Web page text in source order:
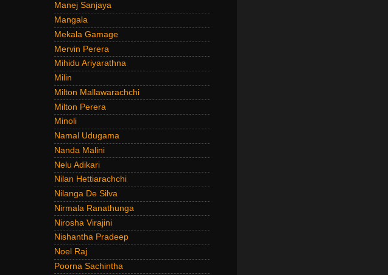
Manej Sanjaya
Mangala
Mekala Gamage
Mervin Perera
Mihidu Ariyarathna
Milin
Milton Mallawarachchi
Milton Perera
Minoli
Namal Udugama
Nanda Malini
Nelu Adikari
Nilan Hettiarachchi
Nilanga De Silva
Nirmala Ranathunga
Nirosha Virajini
Nishantha Pradeep
Noel Raj
Poorna Sachintha